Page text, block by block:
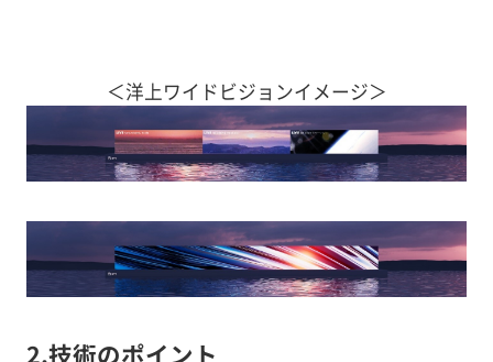
＜洋上ワイドビジョンイメージ＞
2.技術のポイント